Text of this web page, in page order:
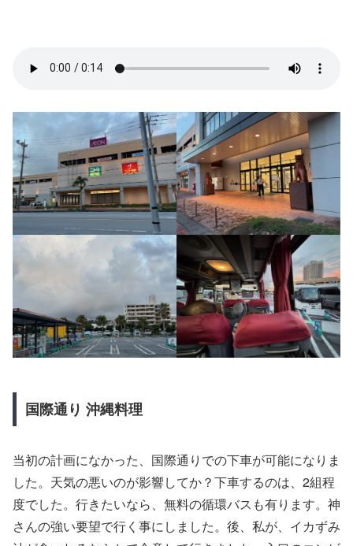
国際通り 沖縄料理
当初の計画になかった、国際通りでの下車が可能になりま
した。天気の悪いのが影響してか？下車するのは、2組程
度でした。行きたいなら、無料の循環バスも有ります。神
さんの強い要望で行く事にしました。後、私が、イカずみ